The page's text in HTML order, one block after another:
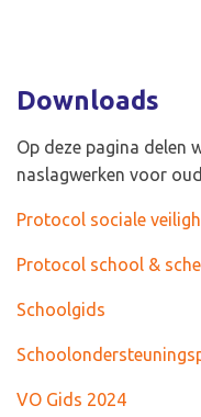
Downloads
Op deze pagina delen
naslagwerken voor
Protocol sociale
Protocol school &
Schoolgids
VO Gids 2024